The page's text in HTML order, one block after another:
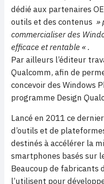
dédié aux partenaires
outils et des contenus »
commercialiser des
efficace et rentable « .
Par ailleurs l’éditeur
Qualcomm, afin de
concevoir des Windows
programme Design
Lancé en 2011 ce
d’outils et de
destinés à accélérer la
smartphones basés sur
Beaucoup de fabricants
l’utilisent pour